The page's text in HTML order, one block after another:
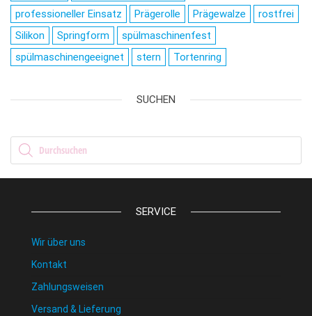
professioneller Einsatz
Prägerolle Prägewalze
rostfrei
Silikon
Springform
spülmaschinenfest
spülmaschinengeeignet
stern Tortenring
SUCHEN
Products search
SERVICE
Wir über uns
Kontakt
Zahlungsweisen
Versand & Lieferung